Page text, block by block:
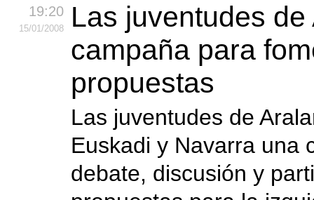
19:20
15/01/2008
Las juventudes
campaña para
propuestas
Las juventudes de
Euskadi y Navarra una
debate, discusión y